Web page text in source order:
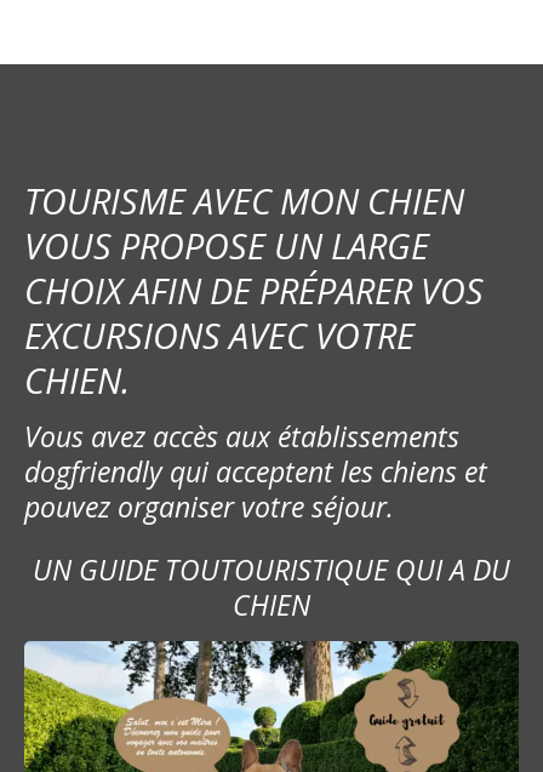
TOURISME AVEC MON CHIEN
VOUS PROPOSE UN LARGE
CHOIX AFIN DE PRÉPARER VOS
EXCURSIONS AVEC VOTRE
CHIEN.
Vous avez accès aux établissements
dogfriendly qui acceptent les chiens et
pouvez organiser votre séjour.
UN GUIDE TOUTOURISTIQUE QUI A DU
CHIEN